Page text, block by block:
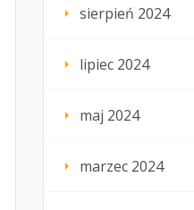
sierpień 2024
lipiec 2024
maj 2024
marzec 2024